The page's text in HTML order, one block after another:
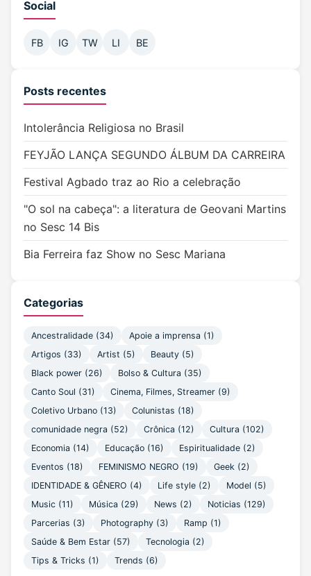
outubro 2021
agosto 2021
maio 2021
abril 2021
março 2021
(11)
fevereiro 2021
(6)
dezembro 2020
novembro 2020
(6)
outubro 2020
(8)
setembro 2020
julho 2020
junho 2020
maio 2020
abril 2020
fevereiro 2020
janeiro 2020
dezembro 2019
novembro 2019
outubro 2019
setembro 2019
agosto 2019
Social
FB IG TW LI BE
Posts recentes
Intolerância Religiosa no Brasil
FEYJÃO LANÇA SEGUNDO ÁLBUM DA CARREIRA
Festival Agbado traz ao Rio a celebração
"O sol na cabeça": a literatura de Geovani Martins
no Sesc 14 Bis
Bia Ferreira faz Show no Sesc Mariana
Categorias
Ancestralidade (34)
Apoie a imprensa (1)
Artigos (33)
Artist (5)
Beauty (5)
Black power (26)
Bolso & Cultura (35)
Canto Soul (31)
Cinema, Filmes, Streamer (9)
Coletivo Urbano (13)
Colunistas (18)
comunidade negra (52)
Crônica (12)
Cultura (102)
Economia (14)
Educação (16)
Espiritualidade (2)
Eventos (18)
FEMINISMO NEGRO (19)
Geek (2)
IDENTIDADE & GÊNERO (4)
Life style (2)
Model (5)
Music (11)
Música (29) News (2)
Noticias (129)
Parcerias (3)
Photography (3)
Ramp (1)
Saúde & Bem Estar (57)
Tecnologia (2)
Tips & Tricks (1)
Trends (6)